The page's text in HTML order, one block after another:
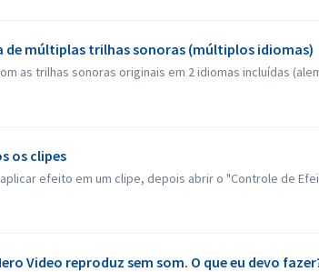
de múltiplas trilhas sonoras (múltiplos idiomas)
as trilhas sonoras originais em 2 idiomas incluídas
os clipes
efeito em um clipe, depois abrir o "Controle de
Video reproduz sem som. O que eu devo